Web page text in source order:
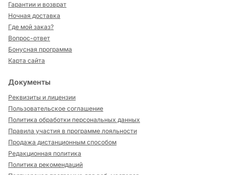
Гарантии и возврат
Ночная доставка
Где мой заказ?
Вопрос-ответ
Бонусная программа
Карта сайта
Документы
Реквизиты и лицензии
Пользовательское соглашение
Политика обработки персональных данных
Правила участия в программе лояльности
Продажа дистанционным способом
Редакционная политика
Политика рекомендаций